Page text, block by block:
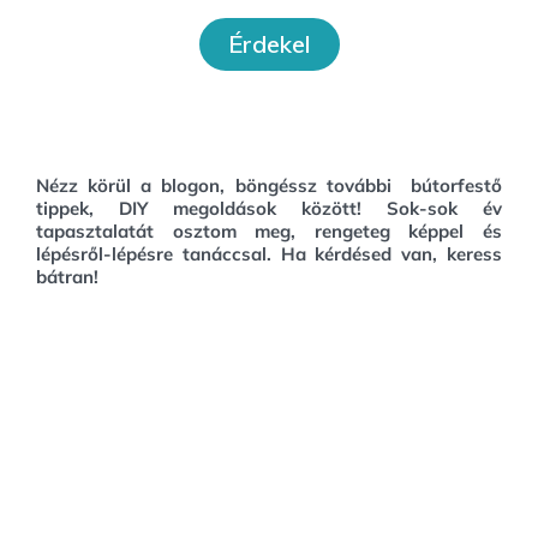
Érdekel
Nézz körül a blogon, böngéssz további bútorfestő
tippek, DIY megoldások között! Sok-sok év
tapasztalatát osztom meg, rengeteg képpel és
lépésről-lépésre tanáccsal. Ha kérdésed van, keress
bátran!